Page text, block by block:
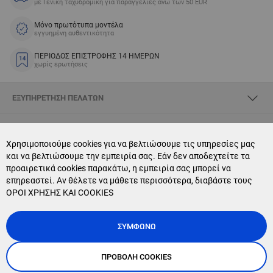
Χρησιμοποιούμε cookies για να βελτιώσουμε τις υπηρεσίες μας
και να βελτιώσουμε την εμπειρία σας. Εάν δεν αποδεχτείτε τα
προαιρετικά cookies παρακάτω, η εμπειρία σας μπορεί να
επηρεαστεί. Αν θέλετε να μάθετε περισσότερα, διαβάστε τους
ΟΡΟΙ ΧΡΗΣΗΣ ΚΑΙ COOKIES
ΣΥΜΦΩΝΏ
ΠΡΟΒΟΛΉ COOKIES
με Γενική ταχυδρομική για παραγγελίες άνω των 50 EUR
Μόνο πρωτότυπα μοντέλα
εγγυημένη αυθεντικότητα
ΠΕΡΙΟΔΟΣ ΕΠΙΣΤΡΟΦΗΣ 14 ΗΜΕΡΩΝ
χωρίς ερωτήσεις
ΕΞΥΠΗΡΈΤΗΣΗ ΠΕΛΑΤΏΝ
CONTACT US
NEWSLETTER SUBSCRIPTION
Copyright © 2025, Sky Optic. All Rights Reserved.